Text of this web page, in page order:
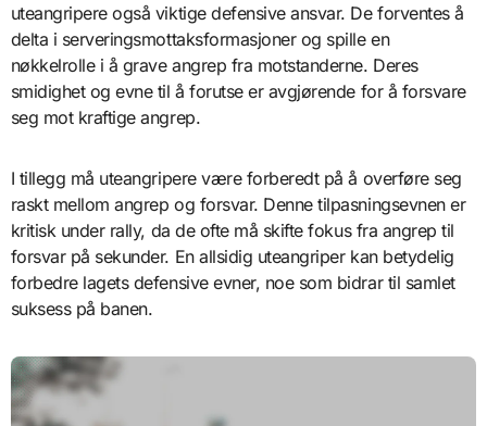
uteangripere også viktige defensive ansvar. De forventes å
delta i serveringsmottaksformasjoner og spille en
nøkkelrolle i å grave angrep fra motstanderne. Deres
smidighet og evne til å forutse er avgjørende for å forsvare
seg mot kraftige angrep.
I tillegg må uteangripere være forberedt på å overføre seg
raskt mellom angrep og forsvar. Denne tilpasningsevnen er
kritisk under rally, da de ofte må skifte fokus fra angrep til
forsvar på sekunder. En allsidig uteangriper kan betydelig
forbedre lagets defensive evner, noe som bidrar til samlet
suksess på banen.